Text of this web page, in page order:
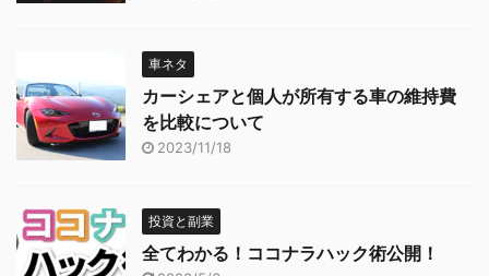
車ネタ
カーシェアと個人が所有する車の維持費
を比較について
2023/11/18
投資と副業
全てわかる！ココナラハック術公開！